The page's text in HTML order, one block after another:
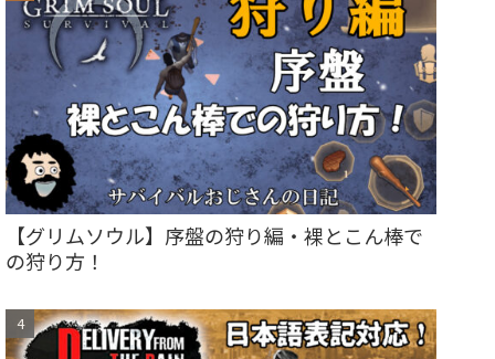
【グリムソウル】序盤の狩り編・裸とこん棒で
の狩り方！